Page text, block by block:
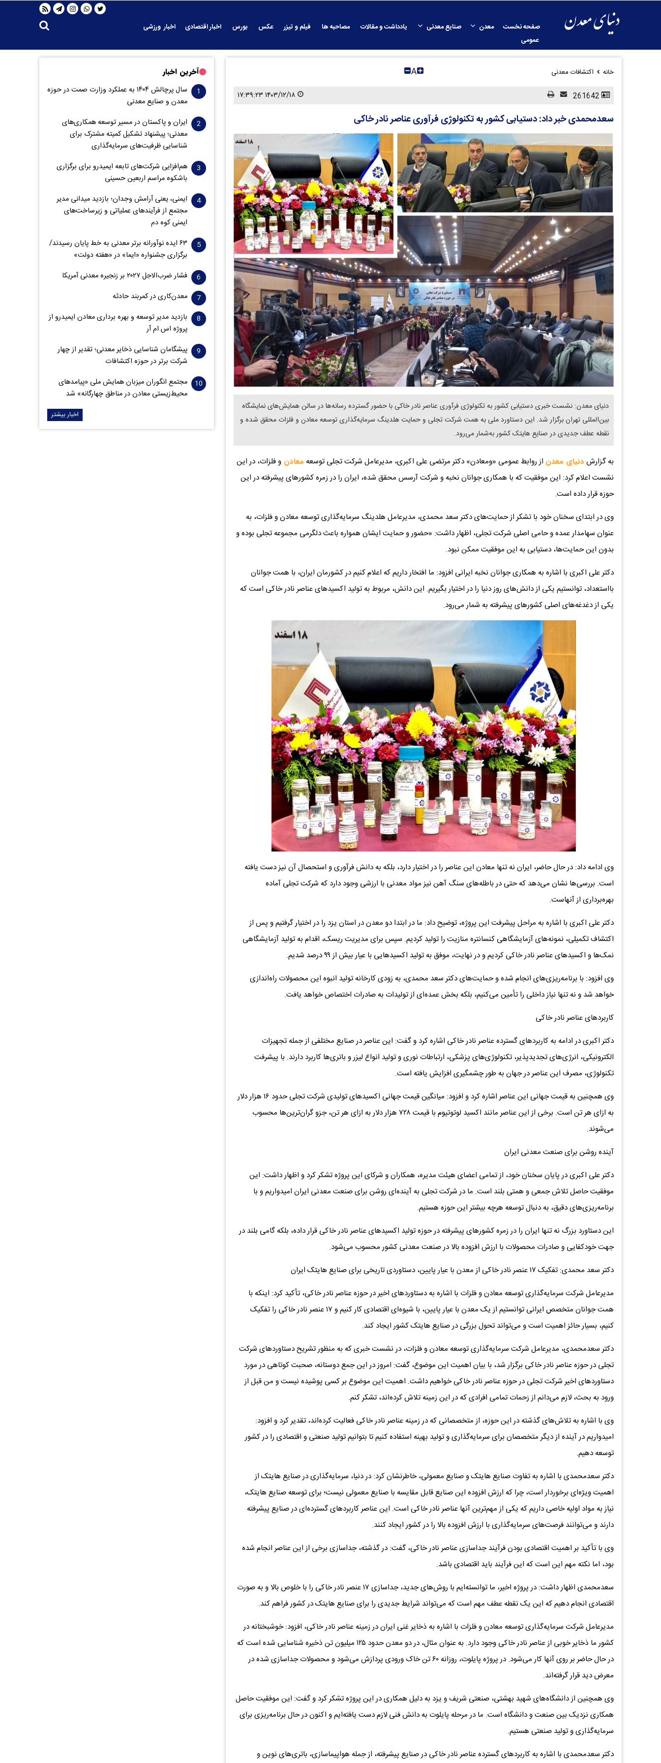
صفحه نخست معدن صنایع معدنی یادداشت و مقالات مصاحبه ها فیلم و تیزر عکس بورس اخبار اقتصادی
اخبار ورزشی
عمومی
خانه اکتشافات معدنی A
۱۴۰۳/۱۲/۱۸ ۱۷:۳۹:۲۳
سعدمحمدی خبر داد: دستیابی کشور به تکنولوژی فرآوری عناصر نادر خاکی
دنیای معدن: نشست خبری دستیابی کشور به تکنولوژی فرآوری عناصر نادر خاکی با حضور گسترده رسانه‌ها در سالن همایش‌های نمایشگاه
بین‌المللی تهران برگزار شد. این دستاورد ملی به همت شرکت تجلی و حمایت هلدینگ سرمایه‌گذاری توسعه معادن و فلزات محقق شده و
نقطه عطف جدیدی در صنایع هایتک کشور به‌شمار می‌رود.
به گزارش دنیای معدن از روابط عمومی «ومعادن» دکتر مرتضی علی اکبری، مدیرعامل شرکت تجلی توسعه معادن و فلزات، در این
نشست اعلام کرد: این موفقیت که با همکاری جوانان نخبه و شرکت آرسس محقق شده، ایران را در زمره کشورهای پیشرفته در این
حوزه قرار داده است.
وی در ابتدای سخنان خود با تشکر از حمایت‌های دکتر سعد محمدی، مدیرعامل هلدینگ سرمایه‌گذاری توسعه معادن و فلزات، به
عنوان سهامدار عمده و حامی اصلی شرکت تجلی، اظهار داشت: «حضور و حمایت ایشان همواره باعث دلگرمی مجموعه تجلی بوده و
بدون این حمایت‌ها، دستیابی به این موفقیت ممکن نبود.
دکتر علی اکبری با اشاره به همکاری جوانان نخبه ایرانی افزود: ما افتخار داریم که اعلام کنیم در کشورمان ایران، با همت جوانان
بااستعداد، توانستیم یکی از دانش‌های روز دنیا را در اختیار بگیریم. این دانش، مربوط به تولید اکسیدهای عناصر نادر خاکی است که
یکی از دغدغه‌های اصلی کشورهای پیشرفته به شمار می‌رود.
وی ادامه داد: در حال حاضر، ایران نه تنها معادن این عناصر را در اختیار دارد، بلکه به دانش فرآوری و استحصال آن نیز دست یافته
است. بررسی‌ها نشان می‌دهد که حتی در باطله‌های سنگ آهن نیز مواد معدنی با ارزشی وجود دارد که شرکت تجلی آماده
بهره‌برداری از آنهاست.
دکتر علی اکبری با اشاره به مراحل پیشرفت این پروژه، توضیح داد: ما در ابتدا دو معدن در استان یزد را در اختیار گرفتیم و پس از
اکتشاف تکمیلی، نمونه‌های آزمایشگاهی کنسانتره منازیت را تولید کردیم. سپس برای مدیریت ریسک، اقدام به تولید آزمایشگاهی
نمک‌ها و اکسیدهای عناصر نادر خاکی کردیم و در نهایت، موفق به تولید اکسیدهایی با عیار بیش از ۹۹ درصد شدیم.
وی افزود: با برنامه‌ریزی‌های انجام شده و حمایت‌های دکتر سعد محمدی، به زودی کارخانه تولید انبوه این محصولات راه‌اندازی
خواهد شد و نه تنها نیاز داخلی را تأمین می‌کنیم، بلکه بخش عمده‌ای از تولیدات به صادرات اختصاص خواهد یافت.
کاربردهای عناصر نادر خاکی
دکتر اکبری در ادامه به کاربردهای گسترده عناصر نادر خاکی اشاره کرد و گفت: این عناصر در صنایع مختلفی از جمله تجهیزات
الکترونیکی، انرژی‌های تجدیدپذیر، تکنولوژی‌های پزشکی، ارتباطات نوری و تولید انواع لیزر و باتری‌ها کاربرد دارند. با پیشرفت
تکنولوژی، مصرف این عناصر در جهان به طور چشمگیری افزایش یافته است.
وی همچنین به قیمت جهانی این عناصر اشاره کرد و افزود: میانگین قیمت جهانی اکسیدهای تولیدی شرکت تجلی حدود ۱۶ هزار دلار
به ازای هر تن است. برخی از این عناصر مانند اکسید لوتوتیوم با قیمت ۷۲۸ هزار دلار به ازای هر تن، جزو گران‌ترین‌ها محسوب
می‌شوند.
آینده روشن برای صنعت معدنی ایران
دکتر علی اکبری در پایان سخنان خود، از تمامی اعضای هیئت مدیره، همکاران و شرکای این پروژه تشکر کرد و اظهار داشت: این
موفقیت حاصل تلاش جمعی و همتی بلند است. ما در شرکت تجلی به آینده‌ای روشن برای صنعت معدنی ایران امیدواریم و با
برنامه‌ریزی‌های دقیق، به دنبال توسعه هرچه بیشتر این حوزه هستیم.
این دستاورد بزرگ نه تنها ایران را در زمره کشورهای پیشرفته در حوزه تولید اکسیدهای عناصر نادر خاکی قرار داده، بلکه گامی بلند در
جهت خودکفایی و صادرات محصولات با ارزش افزوده بالا در صنعت معدنی کشور محسوب می‌شود.
دکتر سعد محمدی: تفکیک ۱۷ عنصر نادر خاکی از معدن با عیار پایین، دستاوردی تاریخی برای صنایع هایتک ایران
مدیرعامل شرکت سرمایه‌گذاری توسعه معادن و فلزات با اشاره به دستاوردهای اخیر در حوزه عناصر نادر خاکی، تأکید کرد: اینکه با
همت جوانان متخصص ایرانی توانستیم از یک معدن با عیار پایین، با شیوه‌ای اقتصادی کار کنیم و ۱۷ عنصر نادر خاکی را تفکیک
کنیم، بسیار حائز اهمیت است و می‌تواند تحول بزرگی در صنایع هایتک کشور ایجاد کند.
دکتر سعدمحمدی، مدیرعامل شرکت سرمایه‌گذاری توسعه معادن و فلزات، در نشست خبری که به منظور تشریح دستاوردهای شرکت
تجلی در حوزه عناصر نادر خاکی برگزار شد، با بیان اهمیت این موضوع، گفت: امروز در این جمع دوستانه، صحبت کوتاهی در مورد
دستاوردهای اخیر شرکت تجلی در حوزه عناصر نادر خاکی خواهیم داشت. اهمیت این موضوع بر کسی پوشیده نیست و من قبل از
ورود به بحث، لازم می‌دانم از زحمات تمامی افرادی که در این زمینه تلاش کرده‌اند، تشکر کنم.
وی با اشاره به تلاش‌های گذشته در این حوزه، از متخصصانی که در زمینه عناصر نادر خاکی فعالیت کرده‌اند، تقدیر کرد و افزود:
امیدواریم در آینده از دیگر متخصصان برای سرمایه‌گذاری و تولید بهینه استفاده کنیم تا بتوانیم تولید صنعتی و اقتصادی را در کشور
توسعه دهیم.
دکتر سعدمحمدی با اشاره به تفاوت صنایع هایتک و صنایع معمولی، خاطرنشان کرد: در دنیا، سرمایه‌گذاری در صنایع هایتک از
اهمیت ویژه‌ای برخوردار است، چرا که ارزش افزوده این صنایع قابل مقایسه با صنایع معمولی نیست؛ برای توسعه صنایع هایتک،
نیاز به مواد اولیه خاصی داریم که یکی از مهم‌ترین آنها عناصر نادر خاکی است. این عناصر کاربردهای گسترده‌ای در صنایع پیشرفته
دارند و می‌توانند فرصت‌های سرمایه‌گذاری با ارزش افزوده بالا را در کشور ایجاد کنند.
وی با تأکید بر اهمیت اقتصادی بودن فرآیند جداسازی عناصر نادر خاکی، گفت: در گذشته، جداسازی برخی از این عناصر انجام شده
بود، اما نکته مهم این است که این فرآیند باید اقتصادی باشد.
سعدمحمدی اظهار داشت: در پروژه اخیر، ما توانسته‌ایم با روش‌های جدید، جداسازی ۱۷ عنصر نادر خاکی را با خلوص بالا و به صورت
اقتصادی انجام دهیم که این یک نقطه عطف مهم است که می‌تواند شرایط جدیدی را برای صنایع هایتک در کشور فراهم کند.
مدیرعامل شرکت سرمایه‌گذاری توسعه معادن و فلزات با اشاره به ذخایر غنی ایران در زمینه عناصر نادر خاکی، افزود: خوشبختانه در
کشور ما ذخایر خوبی از عناصر نادر خاکی وجود دارد. به عنوان مثال، در دو معدن حدود ۱۲۵ میلیون تن ذخیره شناسایی شده است که
در حال حاضر بر روی آنها کار می‌شود. در پروژه پایلوت، روزانه ۶۰ تن خاک ورودی پردازش می‌شود و محصولات جداسازی شده در
معرض دید قرار گرفته‌اند.
وی همچنین از دانشگاه‌های شهید بهشتی، صنعتی شریف و یزد به دلیل همکاری در این پروژه تشکر کرد و گفت: این موفقیت حاصل
همکاری نزدیک بین صنعت و دانشگاه است. ما در مرحله پایلوت به دانش فنی لازم دست یافته‌ایم و اکنون در حال برنامه‌ریزی برای
سرمایه‌گذاری و تولید صنعتی هستیم.
دکتر سعدمحمدی با اشاره به کاربردهای گسترده عناصر نادر خاکی در صنایع پیشرفته، از جمله هواپیماسازی، باتری‌های نوین و
آخرین اخبار
سال پرچالش ۱۴۰۴ به عملکرد وزارت صمت در حوزه
معدن و صنایع معدنی
ایران و پاکستان در مسیر توسعه همکاری‌های
معدنی؛ پیشنهاد تشکیل کمیته مشترک برای
شناسایی ظرفیت‌های سرمایه‌گذاری
هم‌افزایی شرکت‌های تابعه ایمیدرو برای برگزاری
باشکوه مراسم اربعین حسینی
ایمنی، یعنی آرامش وجدان؛ بازدید میدانی مدیر
مجتمع از فرآیندهای عملیاتی و زیرساخت‌های
ایمنی کوه دم
۶۳ ایده نوآورانه برتر معدنی به خط پایان رسیدند/
برگزاری جشنواره «ایما» در «هفته دولت»
فشار ضرب‌الاجل ۲۰۲۷ بر زنجیره معدنی آمریکا
معدن‌کاری در کمربند حادثه
بازدید مدیر توسعه و بهره برداری معادن ایمیدرو از
پروژه اس ام آر
پیشگامان شناسایی ذخایر معدنی؛ تقدیر از چهار
شرکت برتر در حوزه اکتشافات‌
مجتمع انگوران میزبان همایش ملی «پیامدهای
محیط‌زیستی معادن در مناطق چهارگانه» شد
اخبار بیشتر